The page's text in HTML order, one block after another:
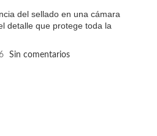
del sellado en una cámara
detalle que protege toda la
Sin comentarios